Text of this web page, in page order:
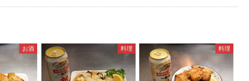
お酒 料理 料理